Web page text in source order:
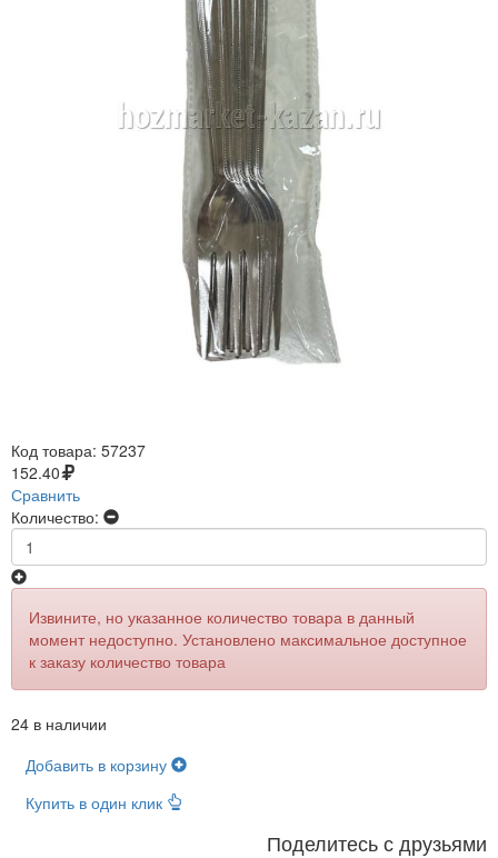
Код товара: 57237
152.40
Сравнить
Количество:
Извините, но указанное количество товара в данный
момент недоступно. Установлено максимальное доступное
к заказу количество товара
24 в наличии
Добавить в корзину
Купить в один клик
Поделитесь с друзьями